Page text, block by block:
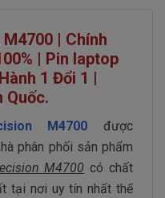
| Chính
| Pin laptop
1 Đổi 1 |
Quốc.
M4700
được
phân phối sản phẩm
M4700 có chất
tại nơi uy tín nhất thế